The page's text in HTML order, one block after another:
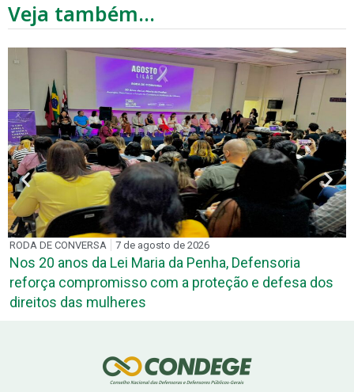
Veja também...
2026
Penha, Defensoria
proteção e defesa dos
PARCERIAS
DPE-PB e TRE-PB
para atuação de